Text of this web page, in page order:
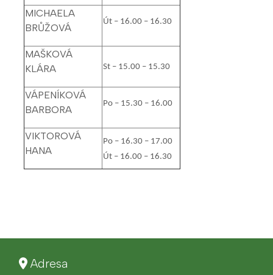
MICHAELA
BRŮŽOVÁ
Út – 16.00 – 16.30
MAŠKOVÁ
KLÁRA
St – 15.00 – 15.30
VÁPENÍKOVÁ
BARBORA
Po – 15.30 – 16.00
VIKTOROVÁ
HANA
Po – 16.30 – 17.00
Út – 16.00 – 16.30
Adresa